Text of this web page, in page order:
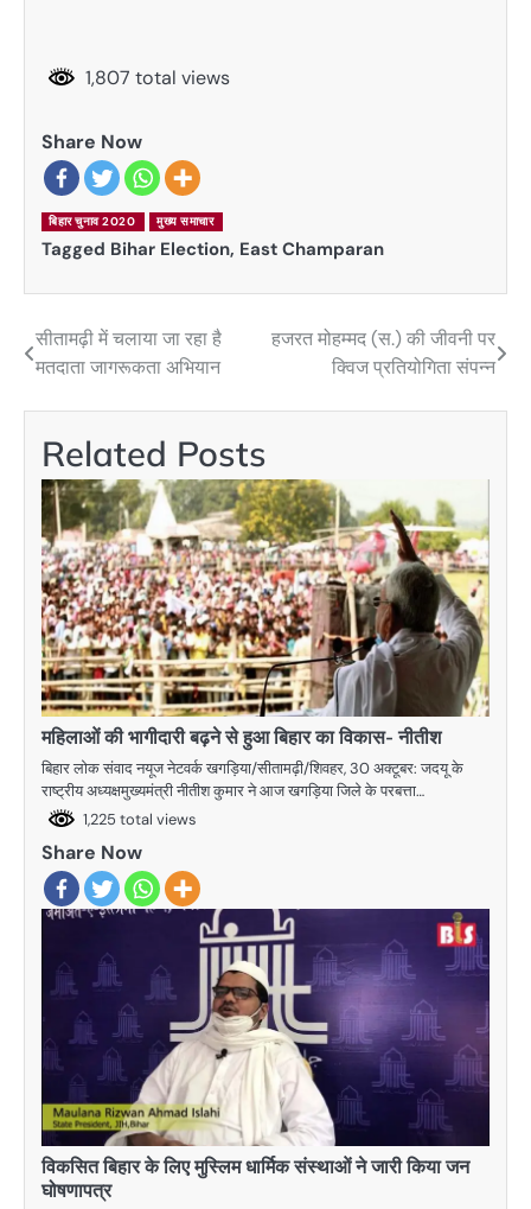
1,807 total views
Share Now
बिहार चुनाव 2020 मुख्य समाचार
Tagged Bihar Election, East Champaran
Post
सीतामढ़ी में चलाया जा रहा है
मतदाता जागरूकता अभियान
हजरत मोहम्मद (स.) की जीवनी पर
क्विज प्रतियोगिता संपन्न
Related Posts
महिलाओं की भागीदारी बढ़ने से हुआ बिहार का विकास- नीतीश
बिहार लोक संवाद नयूज नेटवर्क खगड़िया/सीतामढ़ी/शिवहर, 30 अक्टूबर: जदयू के
राष्ट्रीय अध्यक्षमुख्यमंत्री नीतीश कुमार ने आज खगड़िया जिले के परबत्ता…
1,225 total views
Share Now
विकसित बिहार के लिए मुस्लिम धार्मिक संस्थाओं ने जारी किया जन
घोषणापत्र